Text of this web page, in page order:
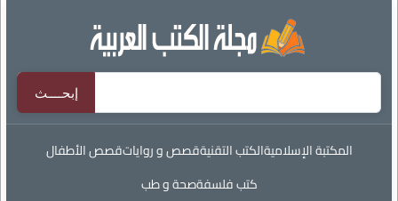
المكتبة الإسلاميةالكتب التقنيةقصص و رواياتقصص الأطفال
كتب فلسفةصحة و طب